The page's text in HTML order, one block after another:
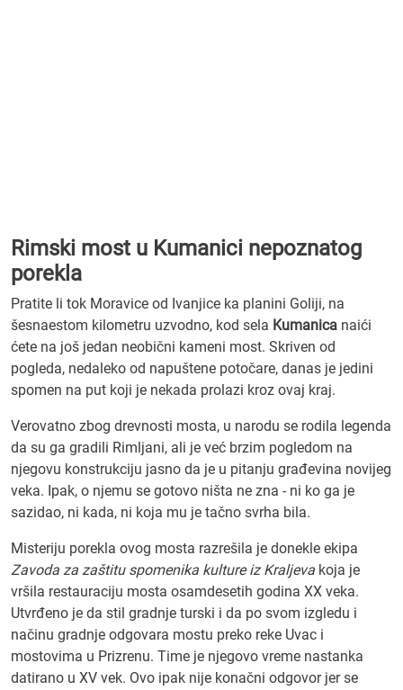
Rimski most u Kumanici nepoznatog
porekla
Pratite li tok Moravice od Ivanjice ka planini Goliji, na
šesnaestom kilometru uzvodno, kod sela Kumanica naići
ćete na još jedan neobični kameni most. Skriven od
pogleda, nedaleko od napuštene potočare, danas je jedini
spomen na put koji je nekada prolazi kroz ovaj kraj.
Verovatno zbog drevnosti mosta, u narodu se rodila legenda
da su ga gradili Rimljani, ali je već brzim pogledom na
njegovu konstrukciju jasno da je u pitanju građevina novijeg
veka. Ipak, o njemu se gotovo ništa ne zna - ni ko ga je
sazidao, ni kada, ni koja mu je tačno svrha bila.
Misteriju porekla ovog mosta razrešila je donekle ekipa
Zavoda za zaštitu spomenika kulture iz Kraljeva koja je
vršila restauraciju mosta osamdesetih godina XX veka.
Utvrđeno je da stil gradnje turski i da po svom izgledu i
načinu gradnje odgovara mostu preko reke Uvac i
mostovima u Prizrenu. Time je njegovo vreme nastanka
datirano u XV vek. Ovo ipak nije konačni odgovor jer se